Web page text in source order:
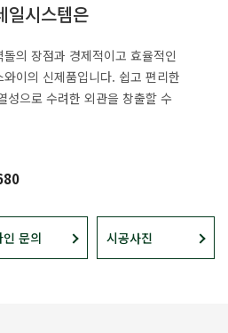
일시스템은
의 장점과 경제적이고 효율적인
이의 신제품입니다. 쉽고 편리한
성으로 수려한 외관을 창출할 수
인 문의 시공사진